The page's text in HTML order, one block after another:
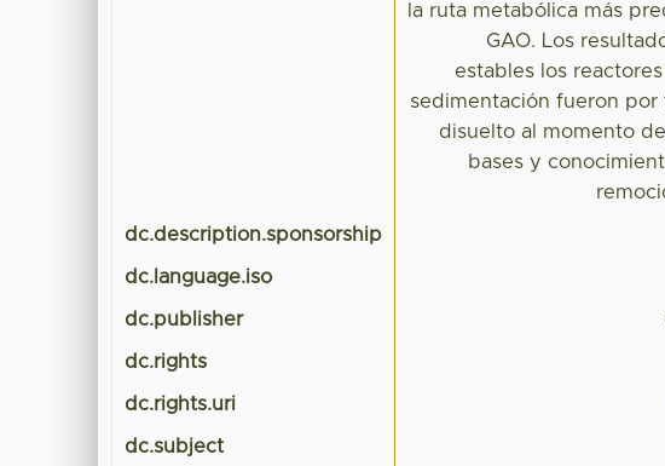
la ruta metabólica más
GAO. Los
estables los
sedimentación fueron
disuelto al momento
bases y
dc.description.sponsorship
dc.language.iso
dc.publisher
dc.rights
dc.rights.uri
dc.subject